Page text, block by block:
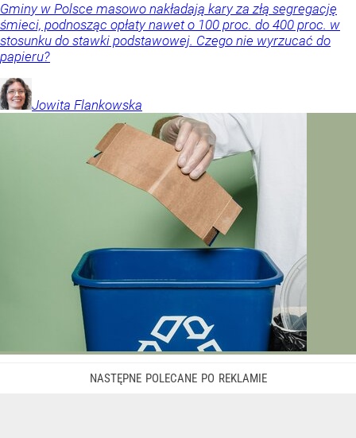
Gminy w Polsce masowo nakładają kary za złą segregację
śmieci, podnosząc opłaty nawet o 100 proc. do 400 proc. w
stosunku do stawki podstawowej. Czego nie wyrzucać do
papieru?
Jowita Flankowska